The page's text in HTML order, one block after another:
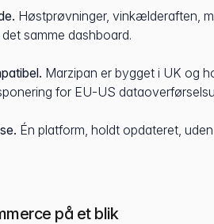
Høstprøvninger, vinkælderaften,
samme dashboard.
Marzipan er bygget i UK og
for EU-US
Én platform, holdt opdateret,
på et blik